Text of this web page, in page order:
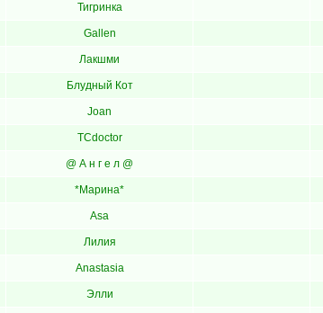
Тигринка
Gallen
Лакшми
Блудный Кот
Joan
TCdoctor
@ А н г е л @
*Марина*
Asa
Лилия
Anastasia
Элли